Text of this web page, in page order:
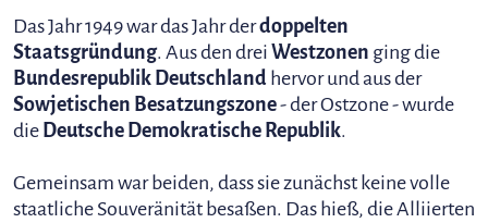
Das Jahr 1949 war das Jahr derdoppelten
Staatsgründung. Aus den drei Westzonen ging die
Bundesrepublik Deutschland hervor und aus der
Sowjetischen Besatzungszone- der Ostzone - wurde
die Deutsche Demokratische Republik.
Gemeinsam war beiden, dass sie zunächst keine volle
staatliche Souveränität besaßen. Das hieß, die Alliierten